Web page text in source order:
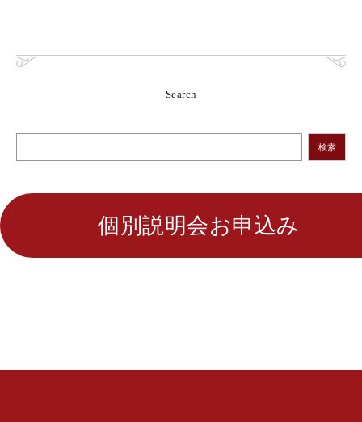
Search
検索
個別説明会お申込み